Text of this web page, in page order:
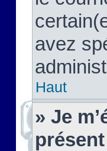
avez
Haut
» Je